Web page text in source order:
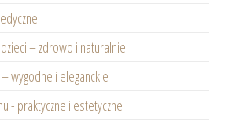
– zdrowo i naturalnie
wygodne i eleganckie
- praktyczne i estetyczne